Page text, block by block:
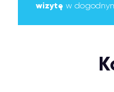
wizytę w